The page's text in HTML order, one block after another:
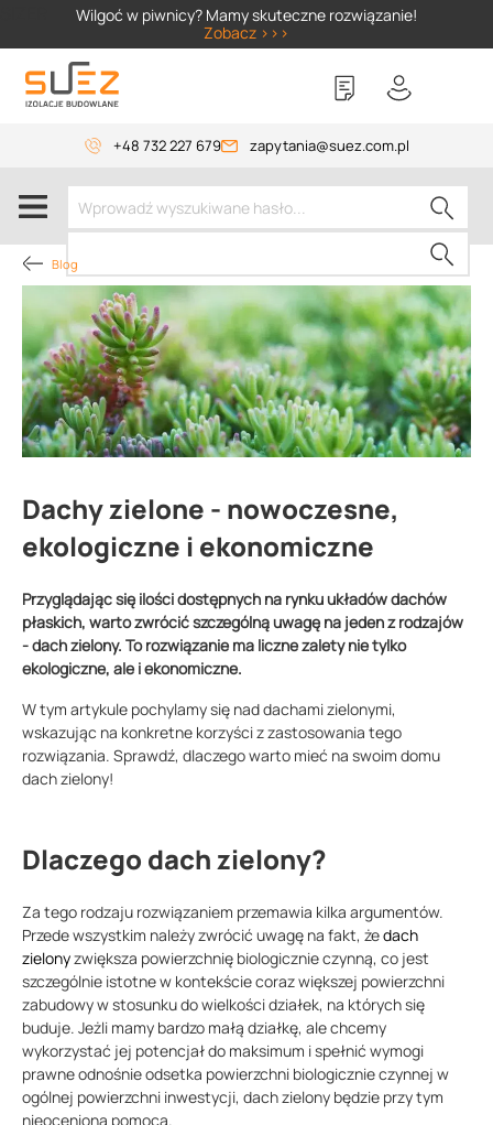
Wilgoć w piwnicy? Mamy skuteczne rozwiązanie!
Zobacz >>>
+48 732 227 679 zapytania@suez.com.pl
Blog
Dachy zielone - nowoczesne,
ekologiczne i ekonomiczne
Przyglądając się ilości dostępnych na rynku układów dachów
płaskich, warto zwrócić szczególną uwagę na jeden z rodzajów
- dach zielony. To rozwiązanie ma liczne zalety nie tylko
ekologiczne, ale i ekonomiczne.
W tym artykule pochylamy się nad dachami zielonymi,
wskazując na konkretne korzyści z zastosowania tego
rozwiązania. Sprawdź, dlaczego warto mieć na swoim domu
dach zielony!
Dlaczego dach zielony?
Za tego rodzaju rozwiązaniem przemawia kilka argumentów.
Przede wszystkim należy zwrócić uwagę na fakt, żedach
zielonyzwiększa powierzchnię biologicznie czynną, co jest
szczególnie istotne w kontekście coraz większej powierzchni
zabudowy w stosunku do wielkości działek, na których się
buduje. Jeżli mamy bardzo małą działkę, ale chcemy
wykorzystać jej potencjał do maksimum i spełnić wymogi
prawne odnośnie odsetka powierzchni biologicznie czynnej w
ogólnej powierzchni inwestycji, dach zielony będzie przy tym
nieocenioną pomocą.